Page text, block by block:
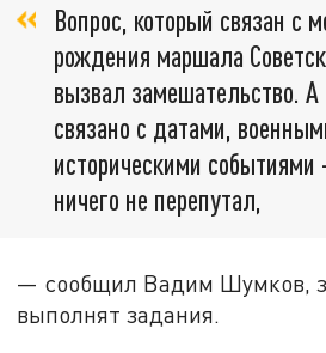
Вопрос, который связан с
рождения маршала
вызвал замешательство. А
связано с датами,
историческими
ничего не перепутал,
— сообщил Вадим Шумков,
выполнят задания.